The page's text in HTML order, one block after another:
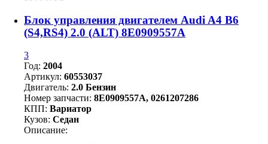
Блок управления двигателем Audi A4 B6
(S4,RS4) 2.0 (ALT) 8E0909557A
3
Год: 2004
Артикул: 60553037
Двигатель: 2.0 Бензин
Номер запчасти: 8E0909557A, 0261207286
КПП: Вариатор
Кузов: Седан
Описание: